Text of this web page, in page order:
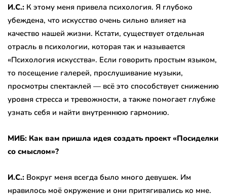
И.С.: К этому меня привела психология. Я глубоко
убеждена, что искусство очень сильно влияет на
качество нашей жизни. Кстати, существует отдельная
отрасль в психологии, которая так и называется
«Психология искусства». Если говорить простым языком,
то посещение галерей, прослушивание музыки,
просмотры спектаклей — всё это способствует снижению
уровня стресса и тревожности, а также помогает глубже
узнать себя и найти внутреннюю гармонию.
МИБ: Как вам пришла идея создать проект «Посиделки
со смыслом»?
И.С.: Вокруг меня всегда было много девушек. Им
нравилось моё окружение и они притягивались ко мне.